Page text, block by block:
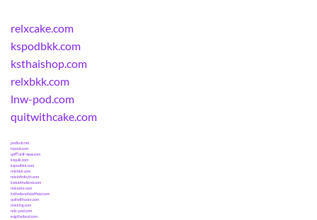
relxcake.com
kspodbkk.com
ksthaishop.com
relxbkk.com
lnw-pod.com
quitwithcake.com
podkub.net
trpods.com
บุหรี่ไฟฟ้าพอด.com
ksquik.com
kspodbkk.com
relxbkk.com
relxinfinityth.com
ksclubthailand.com
relxcake.com
ksthailand66official.com
quitwithcake.com
relxking.com
relx-pod.com
ecigthailand.com